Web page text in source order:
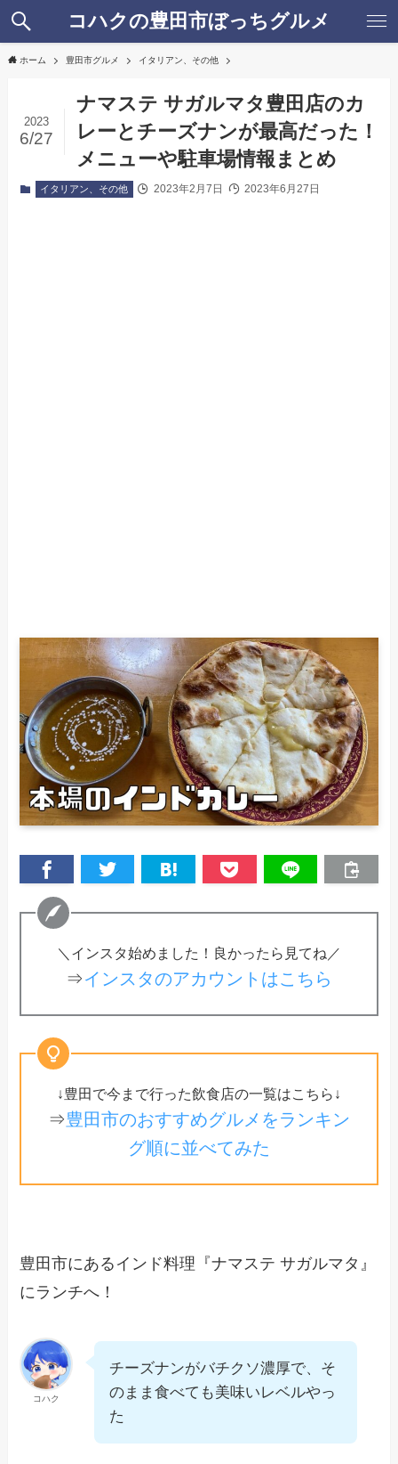
コハクの豊田市ぼっちグルメ
ホーム 豊田市グルメ イタリアン、その他
ナマステ サガルマタ豊田店のカ
レーとチーズナンが最高だった！
メニューや駐車場情報まとめ
2023
6/27
イタリアン、その他 2023年2月7日 2023年6月27日
＼インスタ始めました！良かったら見てね／
⇒インスタのアカウントはこちら
↓豊田で今まで行った飲食店の一覧はこちら↓
⇒豊田市のおすすめグルメをランキン
グ順に並べてみた
豊田市にあるインド料理『ナマステ サガルマタ』
にランチへ！
コハク
チーズナンがバチクソ濃厚で、そ
のまま食べても美味いレベルやっ
た